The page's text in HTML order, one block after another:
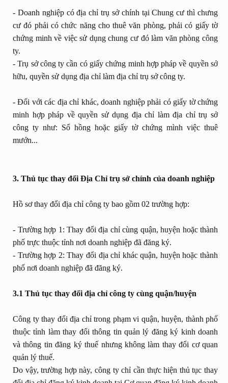
- Doanh nghiệp có địa chỉ trụ sở chính tại Chung cư thì chưng
cư đó phải có chức năng cho thuê văn phòng, phải có giấy tờ
chứng minh về việc sử dụng chung cư đó làm văn phòng công
ty.
- Trụ sở công ty cần có giấy chứng minh hợp pháp về quyền sở
hữu, quyền sử dụng địa chỉ làm địa chỉ trụ sở công ty.
- Đối với các địa chỉ khác, doanh nghiệp phải có giấy tờ chứng
minh hợp pháp về quyền sử dụng địa chỉ làm địa chỉ trụ sở
công ty như: Sổ hồng hoặc giấy tờ chứng mình việc thuê
mướn...
3. Thủ tục thay đổi Địa Chỉ trụ sở chính của doanh nghiệp
Hồ sơ thay đổi địa chỉ công ty bao gồm 02 trường hợp:
- Trường hợp 1: Thay đổi địa chỉ cùng quận, huyện hoặc thành
phố trực thuộc tỉnh nơi doanh nghiệp đã đăng ký.
- Trường hợp 2: Thay đổi địa chỉ khác quận, huyện hoặc thành
phố nơi doanh nghiệp đã đăng ký.
3.1 Thủ tục thay đổi địa chỉ công ty cùng quận/huyện
Công ty thay đổi địa chỉ trong phạm vi quận, huyện, thành phố
thuộc tỉnh làm thay đổi thông tin quản lý đăng ký kinh doanh
và thông tin đăng ký thuế nhưng không làm thay đổi cơ quan
quản lý thuế.
Do vậy, trường hợp này, công ty chỉ cần thực hiện thủ tục thay